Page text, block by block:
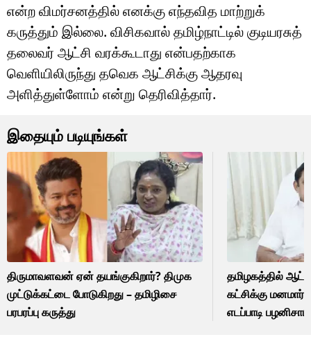
என்ற விமர்சனத்தில் எனக்கு எந்தவித மாற்றுக்
கருத்தும் இல்லை. விசிகவால் தமிழ்நாட்டில் குடியரசுத்
தலைவர் ஆட்சி வரக்கூடாது என்பதற்காக
வெளியிலிருந்து தவெக ஆட்சிக்கு ஆதரவு
அளித்துள்ளோம் என்று தெரிவித்தார்.
இதையும் படியுங்கள்
திருமாவளவன் ஏன் தயங்குகிறார்? திமுக
முட்டுக்கட்டை போடுகிறது – தமிழிசை
பரபரப்பு கருத்து
தமிழகத்தில்
கட்சிக்கு
எடப்பாடி